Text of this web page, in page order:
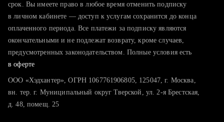
срок. Вы имеете право в любое время отменить подписку
в личном кабинете — доступ к услугам сохранится до конца
оплаченного периода. Все платежи за подписку являются
окончательными и не подлежат возврату, кроме случаев,
предусмотренных законодательством. Полные условия есть
в оферте
ООО «Хэдхантер», ОГРН 1067761906805, 125047, г. Москва,
вн. тер. г. Муниципальный округ Тверской, ул. 2-я Брестская,
д. 48, помещ. 25